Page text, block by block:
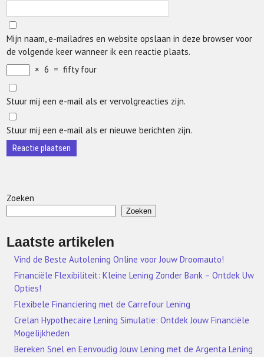
Mijn naam, e-mailadres en website opslaan in deze browser voor
de volgende keer wanneer ik een reactie plaats.
× 6 = fifty four
Stuur mij een e-mail als er vervolgreacties zijn.
Stuur mij een e-mail als er nieuwe berichten zijn.
Zoeken
Zoeken
Laatste artikelen
Vind de Beste Autolening Online voor Jouw Droomauto!
Financiële Flexibiliteit: Kleine Lening Zonder Bank – Ontdek Uw
Opties!
Flexibele Financiering met de Carrefour Lening
Crelan Hypothecaire Lening Simulatie: Ontdek Jouw Financiële
Mogelijkheden
Bereken Snel en Eenvoudig Jouw Lening met de Argenta Lening